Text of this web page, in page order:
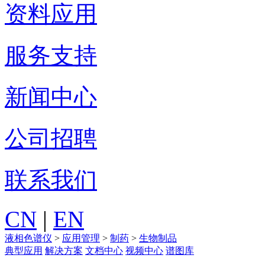
资料应用
服务支持
新闻中心
公司招聘
联系我们
CN | EN
液相色谱仪 > 应用管理 > 制药 > 生物制品
典型应用 解决方案 文档中心 视频中心 谱图库